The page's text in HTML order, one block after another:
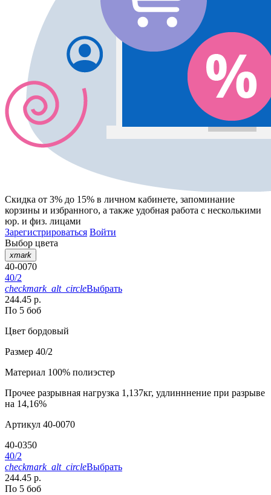
Скидка от 3% до 15% в личном кабинете, запоминание
корзины и избранного, а также удобная работа с несколькими
юр. и физ. лицами
Зарегистрироваться Войти
Выбор цвета
xmark
40-0070
40/2
checkmark_alt_circleВыбрать
244.45 р.
По 5 боб
Цвет бордовый
Размер 40/2
Материал 100% полиэстер
Прочее разрывная нагрузка 1,137кг, удлинннение при разрыве
на 14,16%
Артикул 40-0070
40-0350
40/2
checkmark_alt_circleВыбрать
244.45 р.
По 5 боб